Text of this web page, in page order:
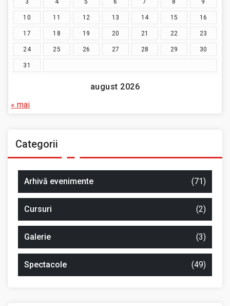
august 2026
3 4 5 6 7 8 9
10 11 12 13 14 15 16
17 18 19 20 21 22 23
24 25 26 27 28 29 30
31
« mai
Categorii
Arhivă evenimente (71)
Cursuri (2)
Galerie (3)
Spectacole (49)